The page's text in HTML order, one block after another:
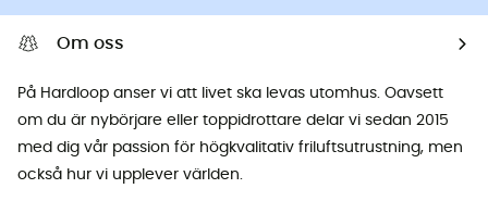
Om oss
På Hardloop anser vi att livet ska levas utomhus. Oavsett
om du är nybörjare eller toppidrottare delar vi sedan 2015
med dig vår passion för högkvalitativ friluftsutrustning, men
också hur vi upplever världen.